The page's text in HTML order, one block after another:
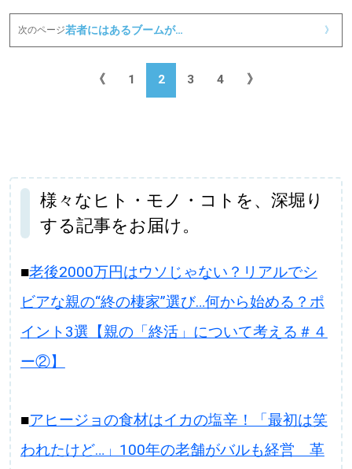
次のページ若者にはあるブームが… 》
《 1 2 3 4 》
様々なヒト・モノ・コトを、深堀り
する記事をお届け。
■老後2000万円はウソじゃない？リアルでシ
ビアな親の“終の棲家”選び…何から始める？ポ
イント3選【親の「終活」について考える＃４
ー②】
■アヒージョの食材はイカの塩辛！「最初は笑
われたけど…」100年の老舗がバルも経営 革